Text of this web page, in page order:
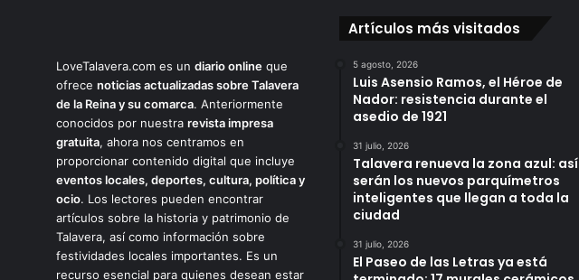
LoveTalavera.com es un diario online que
ofrece noticias actualizadas sobre Talavera
de la Reina y su comarca. Anteriormente
conocidos por nuestra revista impresa
gratuita, ahora nos centramos en
proporcionar contenido digital que incluye
eventos locales, deportes, cultura, política y
ocio. Los lectores pueden encontrar
artículos sobre la historia y patrimonio de
Talavera, así como información sobre
festividades locales importantes. Es un
recurso esencial para quienes desean estar
Artículos más visitados
5 agosto, 2026
Luis Asensio Ramos, el Héroe de
Nador: resistencia durante el
asedio de 1921
31 julio, 2026
Talavera renueva la zona azul: así
serán los nuevos parquímetros
inteligentes que llegan a toda la
ciudad
31 julio, 2026
El Paseo de las Letras ya está